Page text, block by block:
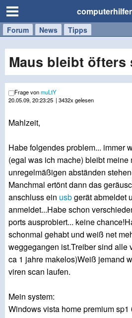
Forum News Tipps
Handy
Tablet
Windows
Mac
Maus bleibt öfters
Frage vonmuLtY
20.05.09, 20:23:25 | 3432x gelesen
Mahlzeit,
Habe folgendes problem... immer
(egal was ich mache) bleibt meine
unregelmäßigen abständen
Manchmal ertönt dann das
anschluss ein usbgerät abmeldet
anmeldet...Habe schon
ports ausprobiert... keine
schonmal gehabt und weiß net
weggegangen ist.Treiber sind alle
ca 1 jahre makelos)Weiß jemand
viren scan laufen.
Mein system:
Windows vista home premium sp1